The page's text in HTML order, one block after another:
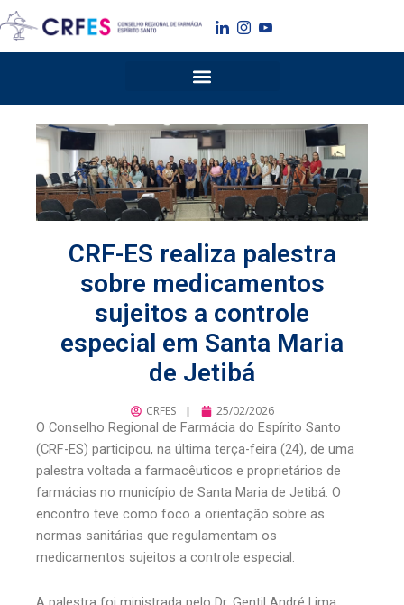
para
o
CRF-ES realiza palestra
sobre medicamentos
sujeitos a controle
especial em Santa Maria
de Jetibá
CRFES 25/02/2026
O Conselho Regional de Farmácia do Espírito Santo
(CRF-ES) participou, na última terça-feira (24), de uma
palestra voltada a farmacêuticos e proprietários de
farmácias no município de Santa Maria de Jetibá. O
encontro teve como foco a orientação sobre as
normas sanitárias que regulamentam os
medicamentos sujeitos a controle especial.